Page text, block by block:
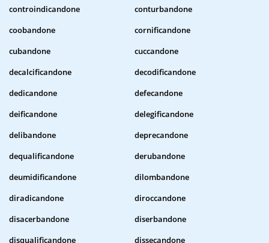
controindicandone
conturbandone
coobandone
cornificandone
cubandone
cuccandone
decalcificandone
decodificandone
dedicandone
defecandone
deificandone
delegificandone
delibandone
deprecandone
dequalificandone
derubandone
deumidificandone
dilombandone
diradicandone
diroccandone
disacerbandone
diserbandone
disqualificandone
dissecandone